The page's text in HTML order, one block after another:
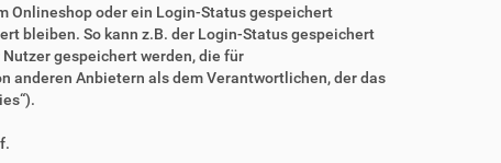
Onlineshop oder ein Login-Status gespeichert
bleiben. So kann z.B. der Login-Status gespeichert
gespeichert werden, die für
anderen Anbietern als dem Verantwortlichen, der das